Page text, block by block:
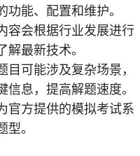
能、配置和维护。
容会根据行业发展进行
最新技术。
目可能涉及复杂场景，
息，提高解题速度。
官方提供的模拟考试系
。